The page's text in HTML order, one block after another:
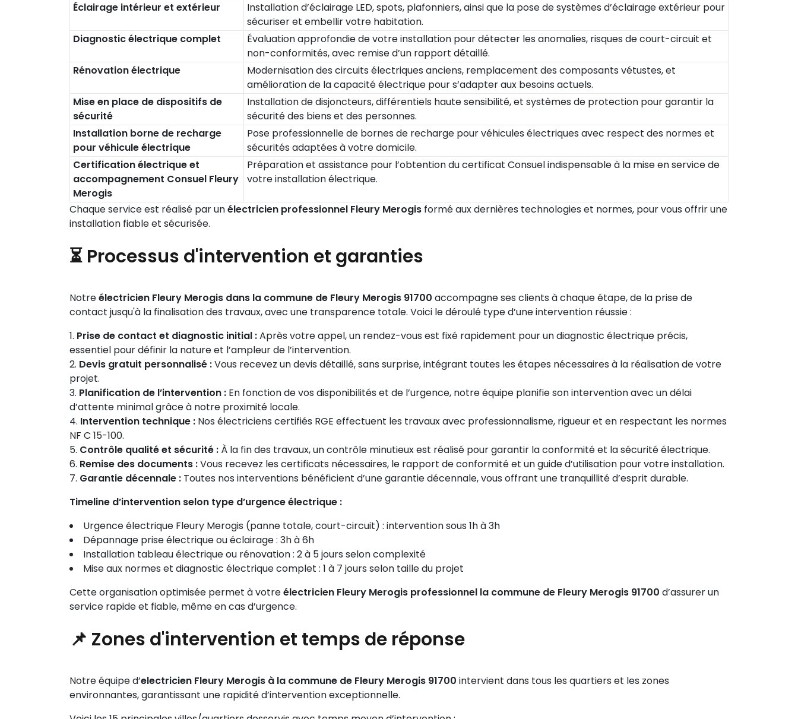
Éclairage intérieur et extérieur
Installation d’éclairage LED, spots, plafonniers, ainsi que la pose de systèmes d’éclairage extérieur pour
sécuriser et embellir votre habitation.
Diagnostic électrique complet
Évaluation approfondie de votre installation pour détecter les anomalies, risques de court-circuit et
non-conformités, avec remise d’un rapport détaillé.
Rénovation électrique
Modernisation des circuits électriques anciens, remplacement des composants vétustes, et
amélioration de la capacité électrique pour s’adapter aux besoins actuels.
Mise en place de dispositifs de
sécurité
Installation de disjoncteurs, différentiels haute sensibilité, et systèmes de protection pour garantir la
sécurité des biens et des personnes.
Installation borne de recharge
pour véhicule électrique
Pose professionnelle de bornes de recharge pour véhicules électriques avec respect des normes et
sécurités adaptées à votre domicile.
Certification électrique et
accompagnement Consuel Fleury
Merogis
Préparation et assistance pour l’obtention du certificat Consuel indispensable à la mise en service de
votre installation électrique.
Chaque service est réalisé par unélectricien professionnel Fleury Merogis formé aux dernières technologies et normes, pour vous offrir une
installation fiable et sécurisée.
⏳ Processus d'intervention et garanties
Notreélectricien Fleury Merogis dans la commune de Fleury Merogis 91700 accompagne ses clients à chaque étape, de la prise de
contact jusqu'à la finalisation des travaux, avec une transparence totale. Voici le déroulé type d’une intervention réussie :
Prise de contact et diagnostic initial :Après votre appel, un rendez-vous est fixé rapidement pour un diagnostic électrique précis,
essentiel pour définir la nature et l’ampleur de l’intervention.
Devis gratuit personnalisé :Vous recevez un devis détaillé, sans surprise, intégrant toutes les étapes nécessaires à la réalisation de votre
projet.
Planification de l’intervention : En fonction de vos disponibilités et de l’urgence, notre équipe planifie son intervention avec un délai
d’attente minimal grâce à notre proximité locale.
Intervention technique : Nos électriciens certifiés RGE effectuent les travaux avec professionnalisme, rigueur et en respectant les normes
NF C 15-100.
Contrôle qualité et sécurité : À la fin des travaux, un contrôle minutieux est réalisé pour garantir la conformité et la sécurité électrique.
Remise des documents :Vous recevez les certificats nécessaires, le rapport de conformité et un guide d’utilisation pour votre installation.
Garantie décennale : Toutes nos interventions bénéficient d’une garantie décennale, vous offrant une tranquillité d’esprit durable.
Timeline d’intervention selon type d’urgence électrique :
Urgence électrique Fleury Merogis (panne totale, court-circuit) : intervention sous 1h à 3h
Dépannage prise électrique ou éclairage : 3h à 6h
Installation tableau électrique ou rénovation : 2 à 5 jours selon complexité
Mise aux normes et diagnostic électrique complet : 1 à 7 jours selon taille du projet
Cette organisation optimisée permet à votreélectricien Fleury Merogis professionnel la commune de Fleury Merogis 91700 d’assurer un
service rapide et fiable, même en cas d’urgence.
📌 Zones d'intervention et temps de réponse
Notre équipe d’electricien Fleury Merogis à la commune de Fleury Merogis 91700 intervient dans tous les quartiers et les zones
environnantes, garantissant une rapidité d’intervention exceptionnelle.